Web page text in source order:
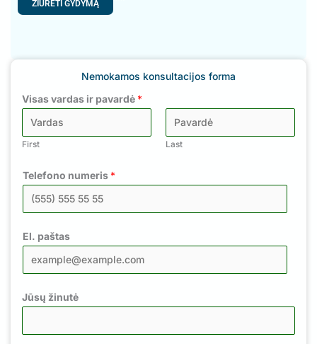
ŽIŪRĖTI GYDYMĄ
Nemokamos konsultacijos forma
Visas vardas ir pavardė *
First Last
Telefono numeris *
El. paštas
Jūsų žinutė